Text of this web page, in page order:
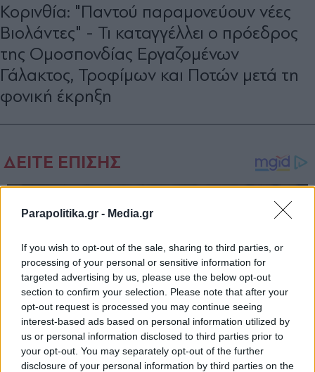
Parapolitika.gr - Media.gr
If you wish to opt-out of the sale, sharing to third parties, or
processing of your personal or sensitive information for
targeted advertising by us, please use the below opt-out
section to confirm your selection. Please note that after your
opt-out request is processed you may continue seeing
interest-based ads based on personal information utilized by
us or personal information disclosed to third parties prior to
your opt-out. You may separately opt-out of the further
disclosure of your personal information by third parties on the
Κορινθία: "Παντού παραμονεύουν νέες
Βιολάντες" - Τι καταγγέλλει ο πρόεδρος
της Ομοσπονδίας Εργαζομένων
Γάλακτος, Τροφίμων και Ποτών μετά τη
φονική έκρηξη